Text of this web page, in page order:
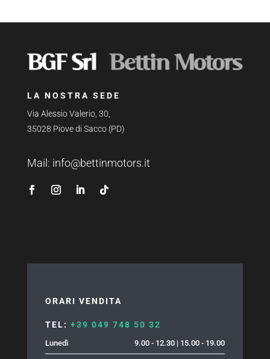
LA NOSTRA SEDE
Via Alessio Valerio, 30,
35028 Piove di Sacco (PD)
Mail: info@bettinmotors.it
ORARI VENDITA
TEL: +39 049 748 50 32
Lunedì 9.00 - 12.30 | 15.00 - 19.00